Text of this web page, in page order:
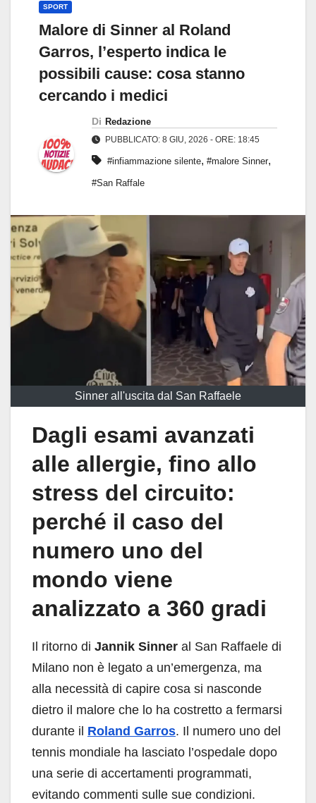
SPORT
Malore di Sinner al Roland
Garros, l’esperto indica le
possibili cause: cosa stanno
cercando i medici
Di Redazione
PUBBLICATO: 8 GIU, 2026 - ORE: 18:45
#infiammazione silente, #malore Sinner,
#San Raffale
Sinner all'uscita dal San Raffaele
Dagli esami avanzati
alle allergie, fino allo
stress del circuito:
perché il caso del
numero uno del
mondo viene
analizzato a 360 gradi
Il ritorno di Jannik Sinner al San Raffaele di
Milano non è legato a un’emergenza, ma
alla necessità di capire cosa si nasconde
dietro il malore che lo ha costretto a fermarsi
durante il Roland Garros. Il numero uno del
tennis mondiale ha lasciato l’ospedale dopo
una serie di accertamenti programmati,
evitando commenti sulle sue condizioni.